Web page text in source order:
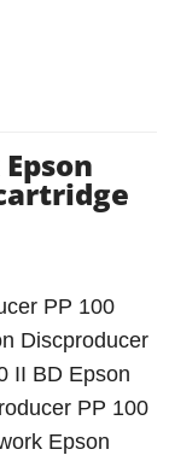
PP 100
Discproducer
II BD Epson
PP 100
Epson